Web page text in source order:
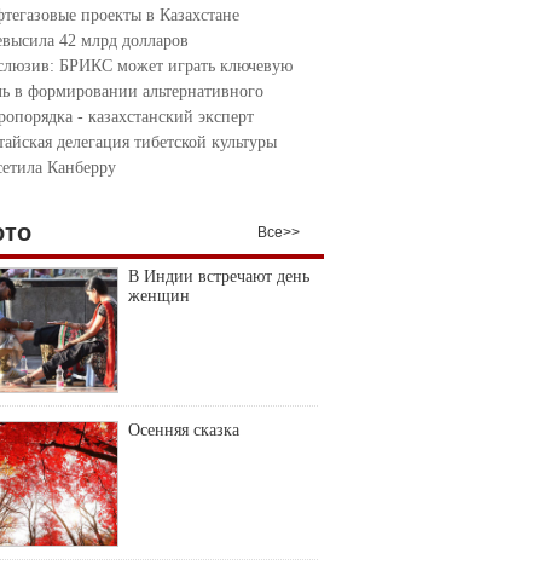
проекты в Казахстане
42 млрд долларов
БРИКС может играть ключевую
в формировании альтернативного
- казахстанский эксперт
делегация тибетской культуры
Канберру
Все>>
В Индии встречают день
женщин
Осенняя сказка